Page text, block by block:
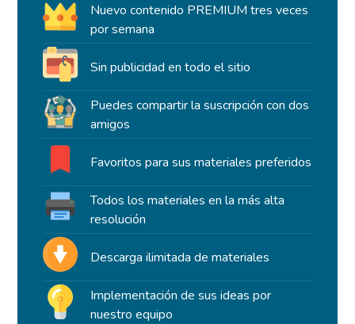
Nuevo contenido PREMIUM tres veces
por semana
Sin publicidad en todo el sitio
Puedes compartir la suscripción con dos
amigos
Favoritos para sus materiales preferidos
Todos los materiales en la más alta
resolución
Descarga ilimitada de materiales
Implementación de sus ideas por
nuestro equipo